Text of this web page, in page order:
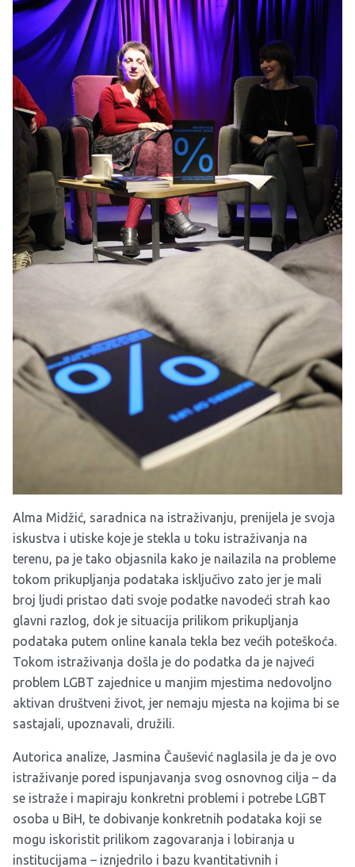
Alma Midžić, saradnica na istraživanju, prenijela je svoja
iskustva i utiske koje je stekla u toku istraživanja na
terenu, pa je tako objasnila kako je nailazila na probleme
tokom prikupljanja podataka isključivo zato jer je mali
broj ljudi pristao dati svoje podatke navodeći strah kao
glavni razlog, dok je situacija prilikom prikupljanja
podataka putem online kanala tekla bez većih poteškoća.
Tokom istraživanja došla je do podatka da je najveći
problem LGBT zajednice u manjim mjestima nedovoljno
aktivan društveni život, jer nemaju mjesta na kojima bi se
sastajali, upoznavali, družili.
Autorica analize, Jasmina Čaušević naglasila je da je ovo
istraživanje pored ispunjavanja svog osnovnog cilja – da
se istraže i mapiraju konkretni problemi i potrebe LGBT
osoba u BiH, te dobivanje konkretnih podataka koji se
mogu iskoristit prilikom zagovaranja i lobiranja u
institucijama – iznjedrilo i bazu kvantitativnih i